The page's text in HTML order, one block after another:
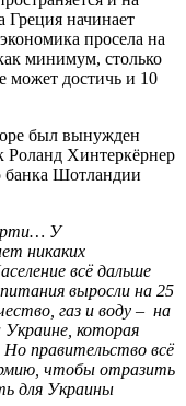
Греция начинает
просела на
минимум, столько
может достичь и 10
был вынужден
Роланд Хинтеркёрнер
банка Шотландии
У
никаких
всё дальше
выросли на 25
газ и воду – на
которая
Но правительство всё
чтобы отразить
для Украины